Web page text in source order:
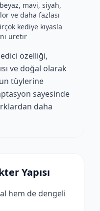
mavi, siyah,
ve daha fazlası
kediye kıyasla
üretir
özelliği,
ve doğal olarak
tüylerine
sayesinde
daha
Yapısı
hem de dengeli